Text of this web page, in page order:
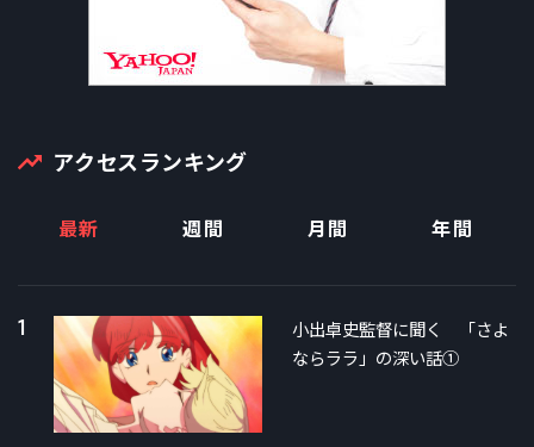
アクセスランキング
最新 週間 月間 年間
1
小出卓史監督に聞く 「さよ
ならララ」の深い話①